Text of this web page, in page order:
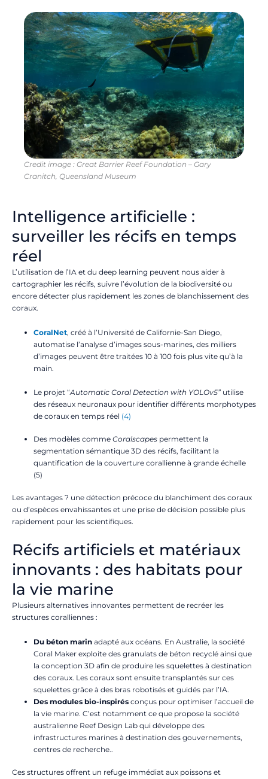
Credit image : Great Barrier Reef Foundation – Gary
Cranitch, Queensland Museum
Intelligence artificielle :
surveiller les récifs en temps
réel
L’utilisation de l’IA et du deep learning peuvent nous aider à
cartographier les récifs, suivre l’évolution de la biodiversité ou
encore détecter plus rapidement les zones de blanchissement des
coraux.
CoralNet, créé à l’Université de Californie-San Diego,
automatise l’analyse d’images sous-marines, des milliers
d’images peuvent être traitées 10 à 100 fois plus vite qu’à la
main.
Le projet “Automatic Coral Detection with YOLOv5” utilise
des réseaux neuronaux pour identifier différents morphotypes
de coraux en temps réel (4)
Des modèles comme Coralscapes permettent la
segmentation sémantique 3D des récifs, facilitant la
quantification de la couverture corallienne à grande échelle
(5)
Les avantages ? une détection précoce du blanchiment des coraux
ou d’espèces envahissantes et une prise de décision possible plus
rapidement pour les scientifiques.
Récifs artificiels et matériaux
innovants : des habitats pour
la vie marine
Plusieurs alternatives innovantes permettent de recréer les
structures coralliennes :
Du béton marin adapté aux océans. En Australie, la société
Coral Maker exploite des granulats de béton recyclé ainsi que
la conception 3D afin de produire les squelettes à destination
des coraux. Les coraux sont ensuite transplantés sur ces
squelettes grâce à des bras robotisés et guidés par l’IA.
Des modules bio-inspirés conçus pour optimiser l’accueil de
la vie marine. C’est notamment ce que propose la société
australienne Reef Design Lab qui développe des
infrastructures marines à destination des gouvernements,
centres de recherche..
Ces structures offrent un refuge immédiat aux poissons et